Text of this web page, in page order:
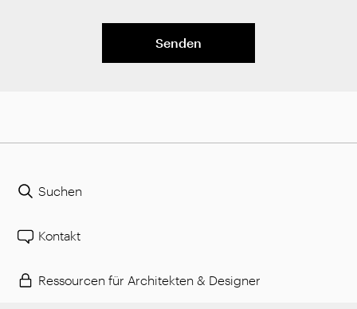
Senden
Suchen
Kontakt
Ressourcen für Architekten & Designer